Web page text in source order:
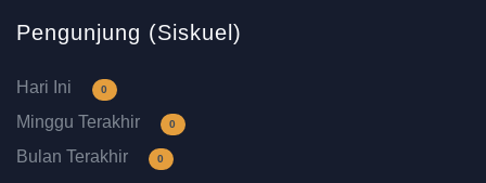
Pengunjung (Siskuel)
Hari Ini 0
Minggu Terakhir 0
Bulan Terakhir 0